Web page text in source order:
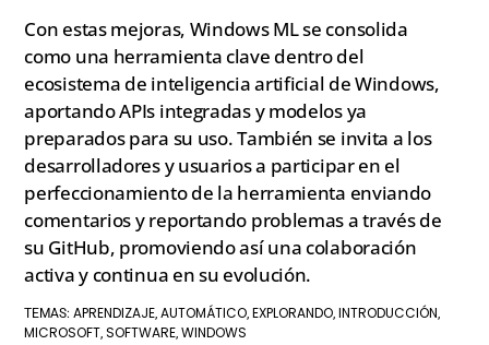
Con estas mejoras, Windows ML se consolida
como una herramienta clave dentro del
ecosistema de inteligencia artificial de Windows,
aportando APIs integradas y modelos ya
preparados para su uso. También se invita a los
desarrolladores y usuarios a participar en el
perfeccionamiento de la herramienta enviando
comentarios y reportando problemas a través de
su GitHub, promoviendo así una colaboración
activa y continua en su evolución.
TEMAS:APRENDIZAJE,AUTOMÁTICO, EXPLORANDO, INTRODUCCIÓN,
MICROSOFT,SOFTWARE,WINDOWS